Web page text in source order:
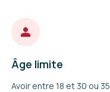
Âge limite
Avoir entre 18 et 30 ou 35